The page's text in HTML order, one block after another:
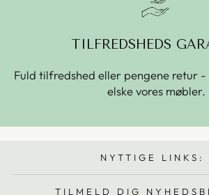
TILFREDSHEDS
Fuld tilfredshed eller pengene retur -
elske vores møbler.
NYTTIGE LINKS:
TILMELD DIG